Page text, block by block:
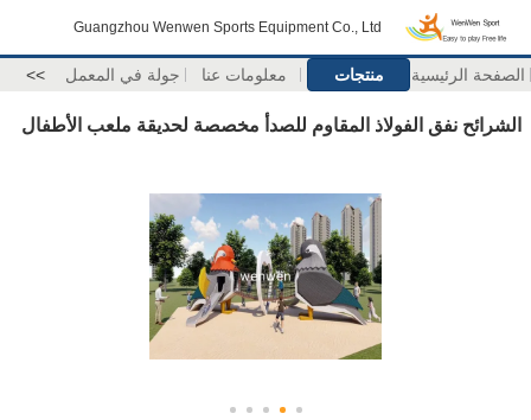
Guangzhou Wenwen Sports Equipment Co., Ltd
الصفحة الرئيسية منتجات معلومات عنا جولة في المعمل >>
الشرائح نفق الفولاذ المقاوم للصدأ مخصصة لحديقة ملعب الأطفال